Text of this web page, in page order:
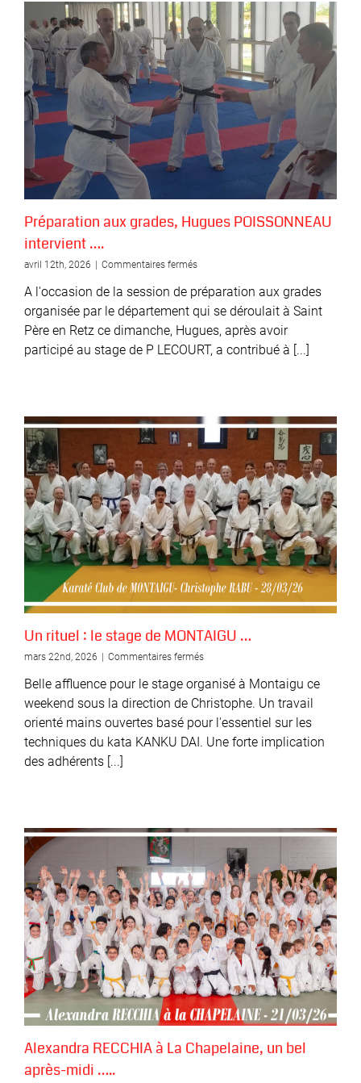
Préparation aux grades, Hugues POISSONNEAU
intervient ….
avril 12th, 2026 | Commentaires ferméssur
aux
grades,
Hugues
POISSONNEAU
intervient
A l'occasion de la session de préparation aux grades
organisée par le département qui se déroulait à Saint
Père en Retz ce dimanche, Hugues, après avoir
participé au stage de P LECOURT, a contribué à [...]
Un rituel : le stage de MONTAIGU …
mars 22nd, 2026 Commentaires ferméssur
rituel
:
stage
de
Belle affluence pour le stage organisé à Montaigu ce
weekend sous la direction de Christophe. Un travail
orienté mains ouvertes basé pour l'essentiel sur les
techniques du kata KANKU DAI. Une forte implication
des adhérents [...]
Alexandra RECCHIA à La Chapelaine, un bel
après-midi …..